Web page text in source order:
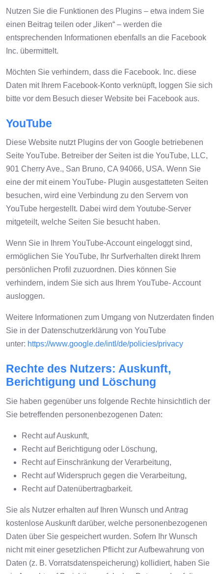
Nutzen Sie die Funktionen des Plugins – etwa indem Sie
einen Beitrag teilen oder „liken“ – werden die
entsprechenden Informationen ebenfalls an die Facebook
Inc. übermittelt.
Möchten Sie verhindern, dass die Facebook. Inc. diese
Daten mit Ihrem Facebook-Konto verknüpft, loggen Sie sich
bitte vor dem Besuch dieser Website bei Facebook aus.
YouTube
Diese Website nutzt Plugins der von Google betriebenen
Seite YouTube. Betreiber der Seiten ist die YouTube, LLC,
901 Cherry Ave., San Bruno, CA 94066, USA. Wenn Sie
eine der mit einem YouTube- Plugin ausgestatteten Seiten
besuchen, wird eine Verbindung zu den Servern von
YouTube hergestellt. Dabei wird dem Youtube-Server
mitgeteilt, welche Seiten Sie besucht haben.
Wenn Sie in Ihrem YouTube-Account eingeloggt sind,
ermöglichen Sie YouTube, Ihr Surfverhalten direkt Ihrem
persönlichen Profil zuzuordnen. Dies können Sie
verhindern, indem Sie sich aus Ihrem YouTube- Account
ausloggen.
Weitere Informationen zum Umgang von Nutzerdaten finden
Sie in der Datenschutzerklärung von YouTube
unter: https://www.google.de/intl/de/policies/privacy
Rechte des Nutzers: Auskunft,
Berichtigung und Löschung
Sie haben gegenüber uns folgende Rechte hinsichtlich der
Sie betreffenden personenbezogenen Daten:
Recht auf Auskunft,
Recht auf Berichtigung oder Löschung,
Recht auf Einschränkung der Verarbeitung,
Recht auf Widerspruch gegen die Verarbeitung,
Recht auf Datenübertragbarkeit.
Sie als Nutzer erhalten auf Ihren Wunsch und Antrag
kostenlose Auskunft darüber, welche personenbezogenen
Daten über Sie gespeichert wurden. Sofern Ihr Wunsch
nicht mit einer gesetzlichen Pflicht zur Aufbewahrung von
Daten (z. B. Vorratsdatenspeicherung) kollidiert, haben Sie